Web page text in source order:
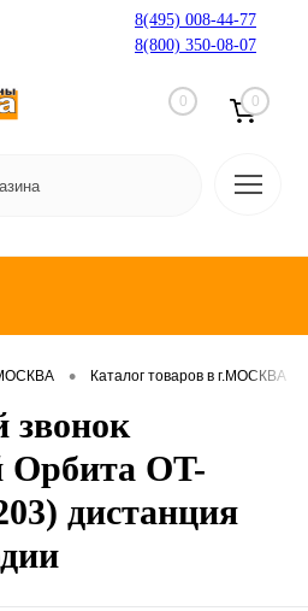
8(495) 008-44-77
8(800) 350-08-07
0 0
МОСКВА • Каталог товаров в г.МОСКВА
звонок
Орбита OT-
дистанция